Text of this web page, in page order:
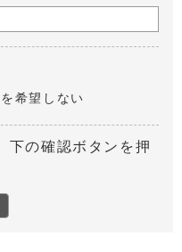
希望しない
下の確認ボタンを押